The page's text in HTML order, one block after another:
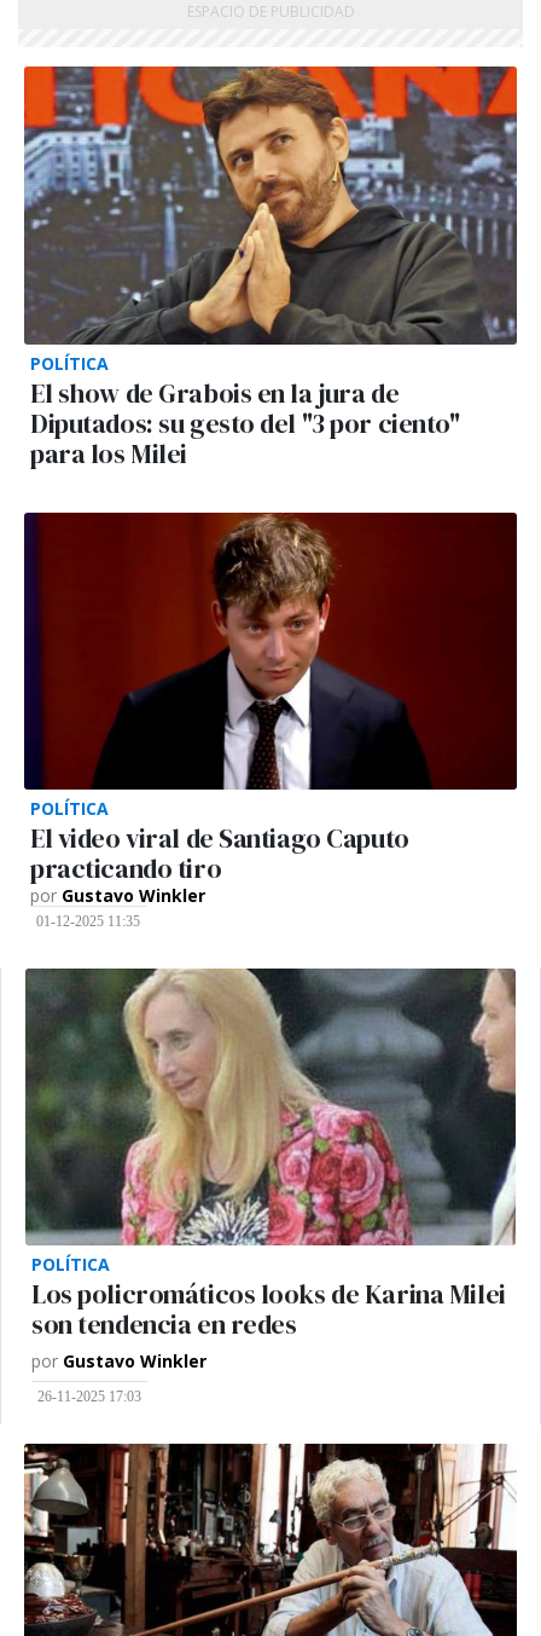
POLÍTICA
El show de Grabois en la jura de
Diputados: su gesto del "3 por ciento"
para los Milei
POLÍTICA
El video viral de Santiago Caputo
practicando tiro
por Gustavo Winkler
01-12-2025 11:35
POLÍTICA
Los policromáticos looks de Karina Milei
son tendencia en redes
por Gustavo Winkler
26-11-2025 17:03